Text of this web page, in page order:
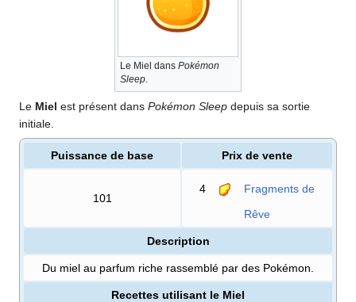
Le Miel dans Pokémon
Sleep
Le Miel est présent dans Pokémon Sleep depuis sa sortie
initiale.
Puissance de base Prix de vente
101
4 Fragments de
Rêve
Description
Du miel au parfum riche rassemblé par des Pokémon.
Recettes utilisant le Miel